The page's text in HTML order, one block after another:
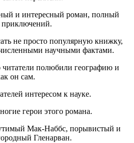
и интересный роман, полный
приключений.
не просто популярную книжку,
научными фактами.
читатели полюбили географию и
он сам.
интересом к науке.
герои этого романа.
Мак-Наббс, порывистый и
Гленарван.